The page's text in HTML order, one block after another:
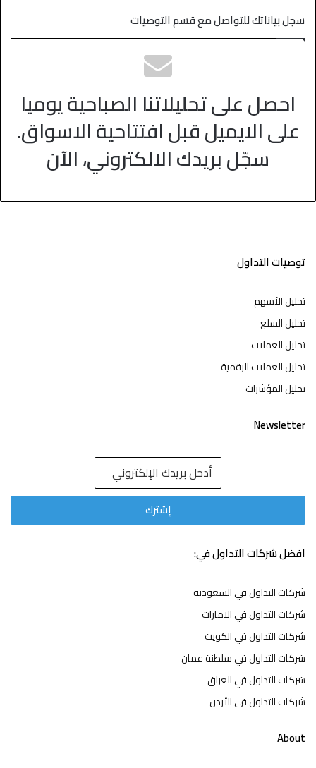
سجل بياناتك للتواصل مع قسم التوصيات
احصل على تحليلاتنا الصباحية يوميا
على الايميل قبل افتتاحية الاسواق.
سجّل بريدك الالكتروني، الآن
توصيات التداول
تحليل الأسهم
تحليل السلع
تحليل العملات
تحليل العملات الرقمية
تحليل المؤشرات
Newsletter
افضل شركات التداول في:
شركات التداول في السعودية
شركات التداول في الامارات
شركات التداول في الكويت
شركات التداول في سلطنة عمان
شركات التداول في العراق
شركات التداول في الأردن
About